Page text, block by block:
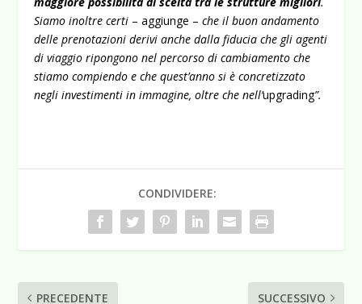
Siamo inoltre certi – aggiunge –che il buon andamento
delle prenotazioni derivi anche dalla fiducia che gli agenti
di viaggio ripongono nel percorso di cambiamento che
stiamo compiendo e che quest’anno si è concretizzato
negli investimenti in immagine, oltre che nell’upgrading”.
CONDIVIDERE:
PRECEDENTE SUCCESSIVO